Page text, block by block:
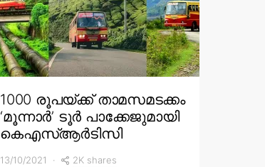
1000 രൂപയ്ക്ക് താമസമടക്കം
‘മൂന്നാർ’ ടൂർ പാക്കേജുമായി
കെഎസ്ആർടിസി
13/10/2021 2K shares